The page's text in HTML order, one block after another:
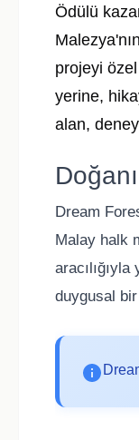
Ödülü
projeyi
yerine,
alan,
Dream
Malay halk
duygusal